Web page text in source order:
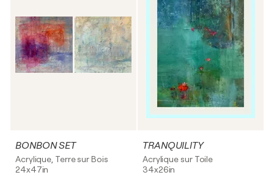
BONBON SET
Acrylique, Terre sur Bois
24x47in
TRANQUILITY
Acrylique sur Toile
34x26in